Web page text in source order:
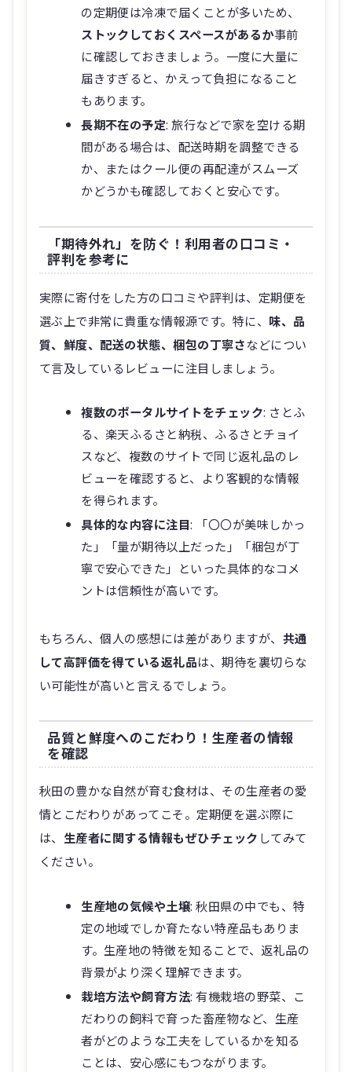
の定期便は冷凍で届くことが多いため、
ストックしておくスペースがあるか事前
に確認しておきましょう。一度に大量に
届きすぎると、かえって負担になること
もあります。
長期不在の予定: 旅行などで家を空ける期
間がある場合は、配送時期を調整できる
か、またはクール便の再配達がスムーズ
かどうかも確認しておくと安心です。
「期待外れ」を防ぐ！利用者の口コミ・
評判を参考に
実際に寄付をした方の口コミや評判は、定期便を
選ぶ上で非常に貴重な情報源です。特に、 味、品
質、鮮度、配送の状態、梱包の丁寧さなどについ
て言及しているレビューに注目しましょう。
複数のポータルサイトをチェック: さとふ
る、楽天ふるさと納税、ふるさとチョイ
スなど、複数のサイトで同じ返礼品のレ
ビューを確認すると、より客観的な情報
を得られます。
具体的な内容に注目: 「〇〇が美味しかっ
た」「量が期待以上だった」「梱包が丁
寧で安心できた」といった具体的なコメ
ントは信頼性が高いです。
もちろん、個人の感想には差がありますが、 共通
して高評価を得ている返礼品は、期待を裏切らな
い可能性が高いと言えるでしょう。
品質と鮮度へのこだわり！生産者の情報
を確認
秋田の豊かな自然が育む食材は、その生産者の愛
情とこだわりがあってこそ。定期便を選ぶ際に
は、 生産者に関する情報もぜひチェック してみて
ください。
生産地の気候や土壌: 秋田県の中でも、特
定の地域でしか育たない特産品もありま
す。生産地の特徴を知ることで、返礼品の
背景がより深く理解できます。
栽培方法や飼育方法: 有機栽培の野菜、こ
だわりの飼料で育った畜産物など、生産
者がどのような工夫をしているかを知る
ことは、安心感にもつながります。